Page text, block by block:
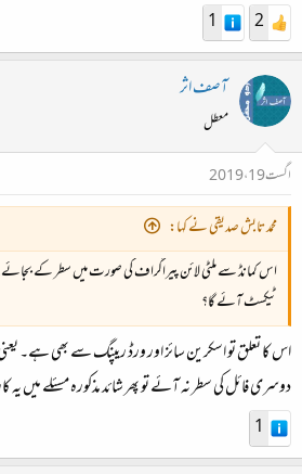
2
1
آصف اثر
معطل
اگست 19، 2019
محمد تابش صدیقی نے کہا:
اس کمانڈ سے ملٹی لائن پیراگراف کی صورت میں سطر کے
ٹیکسٹ آئے گا؟
اس کا تعلق تو اسکرین سائز اور ورڈ ریپنگ سے بھی ہے۔
دوسری فائل کی سطر نہ آئے تو پھر شائد مذکورہ مسئلے میں یہ
1